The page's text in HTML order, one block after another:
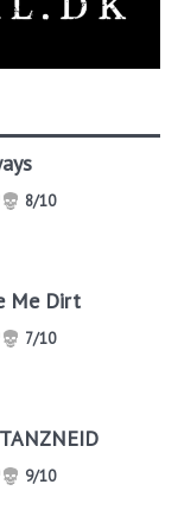
8/10
Me Dirt
7/10
9/10